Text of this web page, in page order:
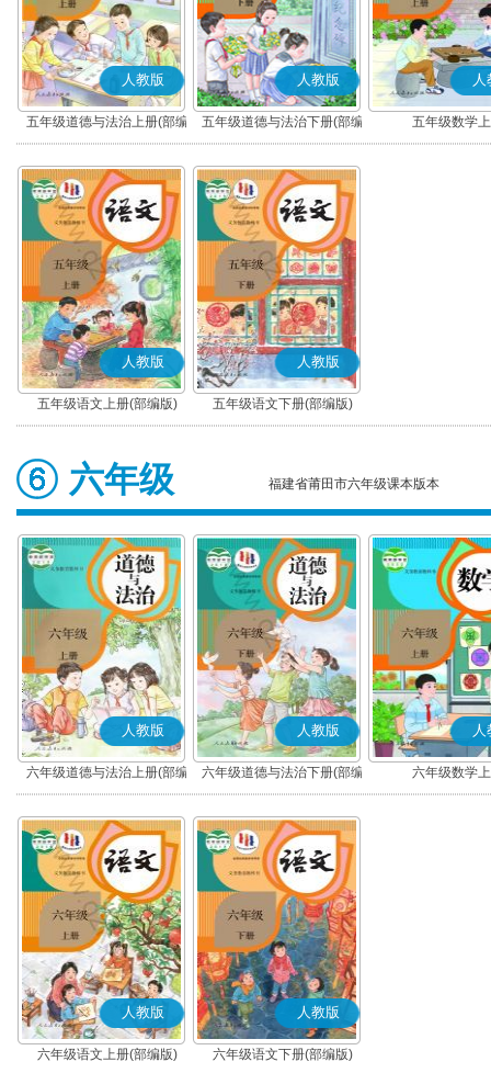
人教版
五年级道德与法治上册(部编
版)
人教版
五年级道德与法治下册(部编
版)
人
五年级数学
人教版
五年级语文上册(部编版)
人教版
五年级语文下册(部编版)
六年级 福建省莆田市六年级课本版本
人教版
六年级道德与法治上册(部编
版)
人教版
六年级道德与法治下册(部编
版)
人
六年级数学
人教版
六年级语文上册(部编版)
人教版
六年级语文下册(部编版)